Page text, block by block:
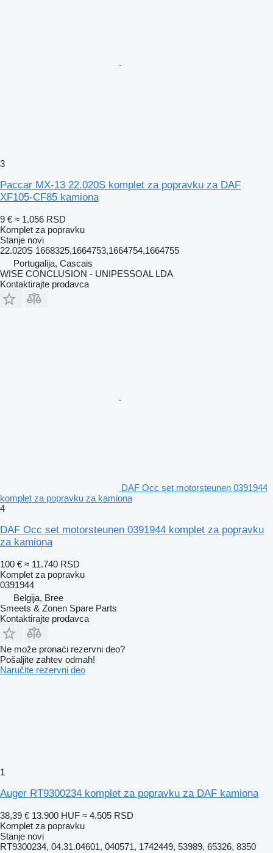
3
Paccar MX-13 22.020S komplet za popravku za DAF
XF105-CF85 kamiona
9 € ≈ 1.056 RSD
Komplet za popravku
Stanje novi
22.020S 1668325,1664753,1664754,1664755
Portugalija, Cascais
WISE CONCLUSION - UNIPESSOAL LDA
Kontaktirajte prodavca
DAF Occ set motorsteunen 0391944
komplet za popravku za kamiona
4
DAF Occ set motorsteunen 0391944 komplet za popravku
za kamiona
100 € ≈ 11.740 RSD
Komplet za popravku
0391944
Belgija, Bree
Smeets & Zonen Spare Parts
Kontaktirajte prodavca
Ne može pronaći rezervni dеo?
Pošaljite zahtev odmah!
Naručite rezervni dеo
1
Auger RT9300234 komplet za popravku za DAF kamiona
38,39 € 13.900 HUF ≈ 4.505 RSD
Komplet za popravku
Stanje novi
RT9300234, 04.31.04601, 040571, 1742449, 53989, 65326, 8350